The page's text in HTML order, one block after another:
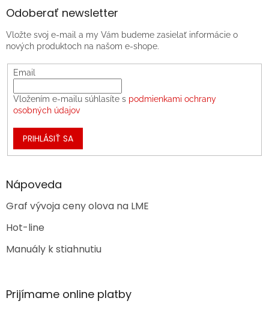
Odoberať newsletter
Vložte svoj e-mail a my Vám budeme zasielať informácie o
nových produktoch na našom e-shope.
Email
Vložením e-mailu súhlasíte s podmienkami ochrany
osobných údajov
PRIHLÁSIŤ SA
Nápoveda
Graf vývoja ceny olova na LME
Hot-line
Manuály k stiahnutiu
Prijímame online platby